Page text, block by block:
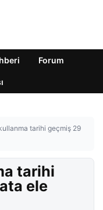
Forum
tarihi geçmiş 29
tarihi
ele